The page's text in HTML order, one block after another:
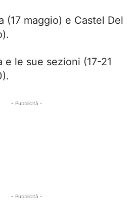
(17 maggio) e Castel Del
e le sue sezioni (17-21
- Pubblicità -
- Pubblicità -